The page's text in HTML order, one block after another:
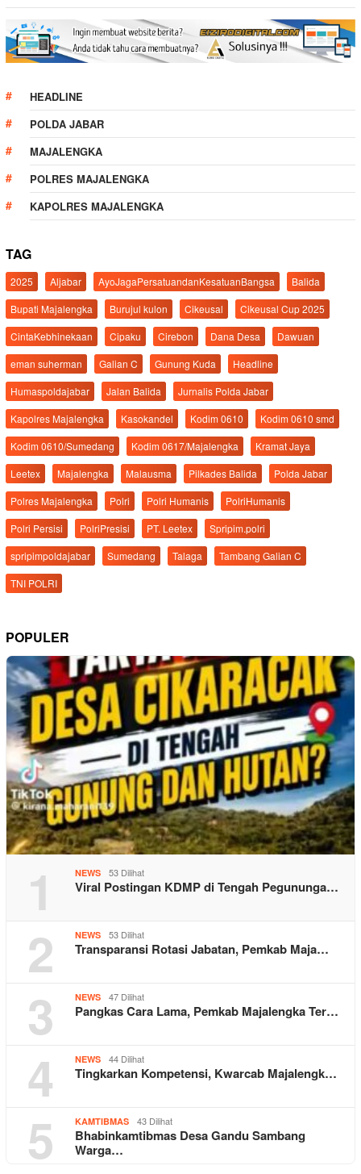
HEADLINE
POLDA JABAR
MAJALENGKA
POLRES MAJALENGKA
KAPOLRES MAJALENGKA
TAG
2025 Aljabar AyoJagaPersatuandanKesatuanBangsa
Balida
Bupati Majalengka
Burujul kulon Cikeusal
Cikeusal Cup 2025
CintaKebhinekaan
Cipaku Cirebon Dana Desa
Dawuan
eman suherman
Galian C Gunung Kuda
Headline
Humaspoldajabar
Jalan Balida
Jurnalis Polda Jabar
Kapolres Majalengka
Kasokandel Kodim 0610
Kodim 0610 smd
Kodim 0610/Sumedang
Kodim 0617/Majalengka
Kramat Jaya
Leetex
Majalengka Malausma Pilkades Balida
Polda Jabar
Polres Majalengka
Polri Polri Humanis
PolriHumanis
Polri Persisi
PolriPresisi PT. Leetex
Spripim.polri
spripimpoldajabar
Sumedang Talaga
Tambang Galian C
TNI POLRI
POPULER
1 NEWS 53 Dilihat
Viral Postingan KDMP di Tengah Pegununga…
2 NEWS 53 Dilihat
Transparansi Rotasi Jabatan, Pemkab Maja…
3 NEWS 47 Dilihat
Pangkas Cara Lama, Pemkab Majalengka Ter…
4 NEWS 44 Dilihat
Tingkarkan Kompetensi, Kwarcab Majalengk…
5 KAMTIBMAS 43 Dilihat
Bhabinkamtibmas Desa Gandu Sambang
Warga…